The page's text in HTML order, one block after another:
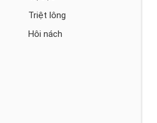
Triệt lông
Hôi nách